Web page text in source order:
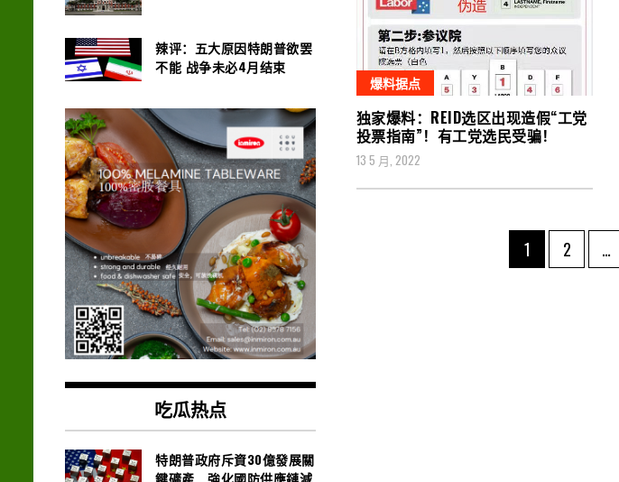
爆料据点
独家爆料：REID选区出现造假“工党
投票指南”！有工党选民受骗！
13 5 月, 2022
Page
1 Page
2 …
辣评：五大原因特朗普欲罢
不能 战争未必4月结束
吃瓜热点
特朗普政府斥資30億發展關
鍵礦產 強化國防供應鏈減